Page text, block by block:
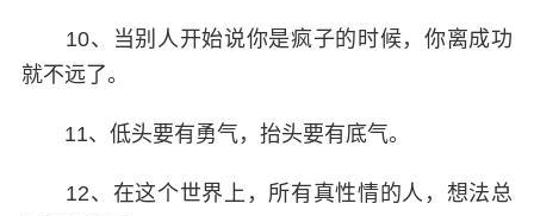
10、当别人开始说你是疯子的时候，你离成功
就不远了。
11、低头要有勇气，抬头要有底气。
12、在这个世界上，所有真性情的人，想法总